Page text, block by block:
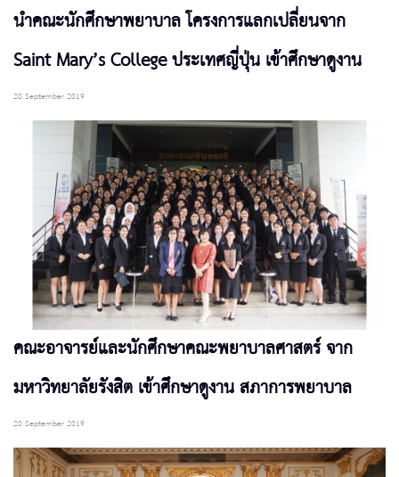
นำคณะนักศึกษาพยาบาล โครงการแลกเปลี่ยนจาก
Saint Mary’s College ประเทศญี่ปุ่น เข้าศึกษาดูงาน
20 September 2019
คณะอาจารย์และนักศึกษาคณะพยาบาลศาสตร์ จาก
มหาวิทยาลัยรังสิต เข้าศึกษาดูงาน สภาการพยาบาล
20 September 2019